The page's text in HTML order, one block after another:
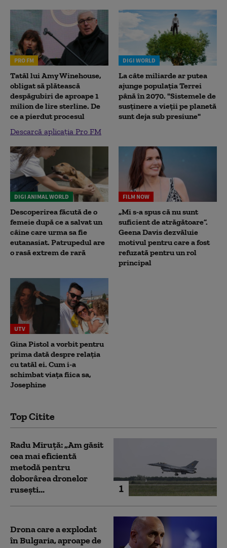
PRO FM
Tatăl lui Amy Winehouse,
obligat să plătească
despăgubiri de aproape 1
milion de lire sterline. De
ce a pierdut procesul
Descarcă aplicația Pro FM
DIGI WORLD
La câte miliarde ar putea
ajunge populația Terrei
până în 2070. "Sistemele de
susținere a vieții pe planetă
sunt deja sub presiune"
DIGI ANIMAL WORLD
Descoperirea făcută de o
femeie după ce a salvat un
câine care urma sa fie
eutanasiat. Patrupedul are
o rasă extrem de rară
FILM NOW
„Mi s-a spus că nu sunt
suficient de atrăgătoare”.
Geena Davis dezvăluie
motivul pentru care a fost
refuzată pentru un rol
principal
UTV
Gina Pistol a vorbit pentru
prima dată despre relația
cu tatăl ei. Cum i-a
schimbat viața fiica sa,
Josephine
Top Citite
1
Radu Miruță: „Am găsit
cea mai eficientă
metodă pentru
doborârea dronelor
rusești...
Drona care a explodat
în Bulgaria, aproape de